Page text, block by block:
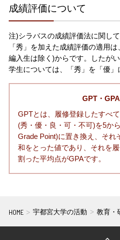
成績評価について
注)シラバスの成績評価法に関し
「秀」を加えた成績評価の適用
編入生は除く)からです。したが
学生については、「秀」を「優」
GPT・
GPTとは、履修登録したすべ
(秀・優・良・可・不可)を5か
Grade Point)に置き換え、それ
和をとった値であり、それを
割った平均点がGPAです。
HOME 宇都宮大学の活動 教育・